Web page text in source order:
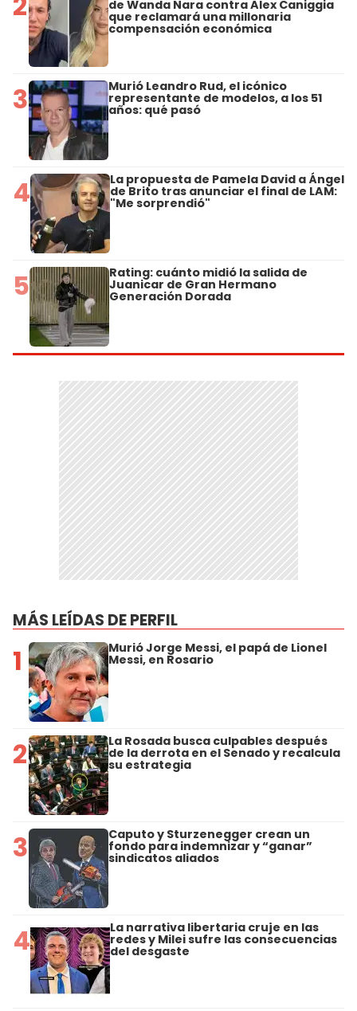
de Wanda Nara contra Alex Caniggia
que reclamará una millonaria
compensación económica
3 Murió Leandro Rud, el icónico
representante de modelos, a los 51
años: qué pasó
4 La propuesta de Pamela David a Ángel
de Brito tras anunciar el final de LAM:
"Me sorprendió"
5 Rating: cuánto midió la salida de
Juanicar de Gran Hermano
Generación Dorada
MÁS LEÍDAS DE PERFIL
1 Murió Jorge Messi, el papá de Lionel
Messi, en Rosario
2 La Rosada busca culpables después
de la derrota en el Senado y recalcula
su estrategia
3 Caputo y Sturzenegger crean un
fondo para indemnizar y “ganar”
sindicatos aliados
4 La narrativa libertaria cruje en las
redes y Milei sufre las consecuencias
del desgaste